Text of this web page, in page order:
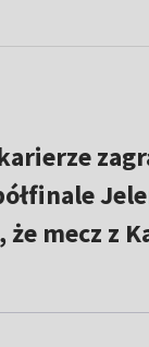
mecz z